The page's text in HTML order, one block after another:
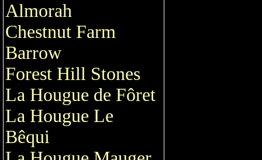
Almorah
Chestnut Farm
Barrow
Forest Hill Stones
La Hougue de Fôret
La Hougue Le
Bêqui